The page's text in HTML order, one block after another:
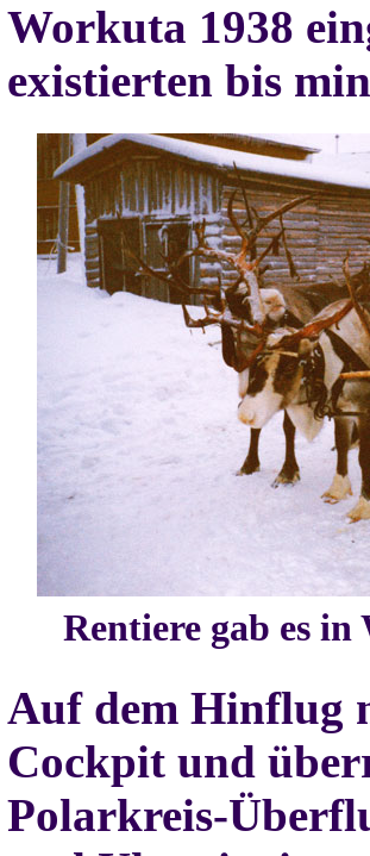
Workuta 1938
existierten bis
Rentiere gab es
Auf dem Hinflug
Cockpit und
Polarkreis-